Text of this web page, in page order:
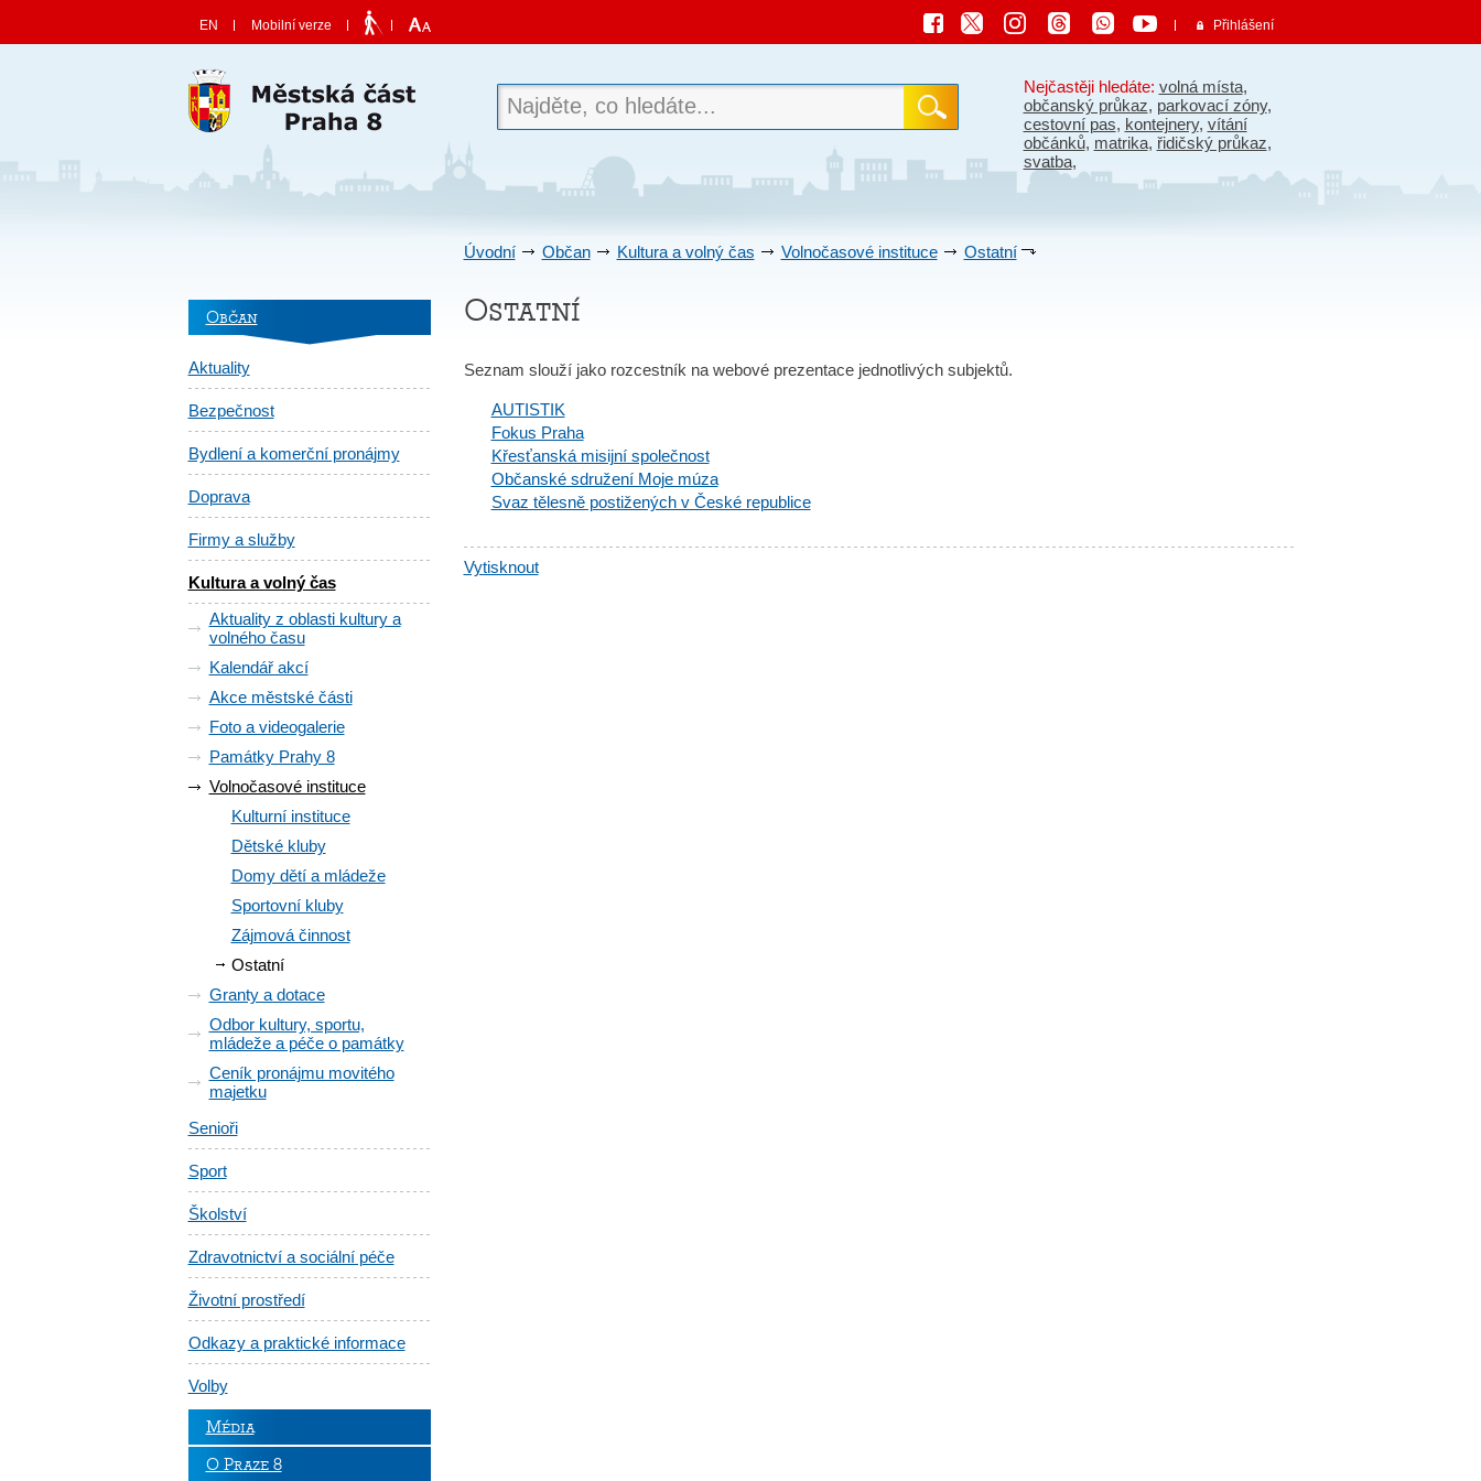
EN Mobilní verze Přihlášení
Nejčastěji hledáte: volná místa,
občanský průkaz, parkovací zóny,
cestovní pas, kontejnery, vítání
občánků, matrika, řidičský průkaz,
svatba,
Úvodní Občan Kultura a volný čas Volnočasové instituce Ostatní
Občan
Aktuality
Bezpečnost
Bydlení a komerční pronájmy
Doprava
Firmy a služby
Kultura a volný čas
Aktuality z oblasti kultury a
volného času
Kalendář akcí
Akce městské části
Foto a videogalerie
Památky Prahy 8
Volnočasové instituce
Kulturní instituce
Dětské kluby
Domy dětí a mládeže
Sportovní kluby
Zájmová činnost
Ostatní
Granty a dotace
Odbor kultury, sportu,
mládeže a péče o památky
Ceník pronájmu movitého
majetku
Senioři
Sport
Školství
Zdravotnictví a sociální péče
Životní prostředí
Odkazy a praktické informace
Volby
Média
O Praze 8
Ostatní
Seznam slouží jako rozcestník na webové prezentace jednotlivých subjektů.
AUTISTIK
Fokus Praha
Křesťanská misijní společnost
Občanské sdružení Moje múza
Svaz tělesně postižených v České republice
Vytisknout